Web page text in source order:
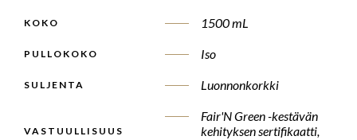
KOKO 1500 mL
PULLOKOKO Iso
SULJENTA Luonnonkorkki
VASTUULLISUUS
Fair'N Green -kestävän
kehityksen sertifikaatti,